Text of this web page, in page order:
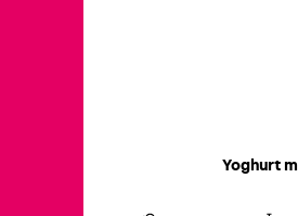
Yoghurt